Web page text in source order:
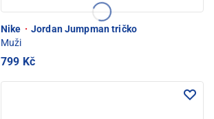
Nike · Jordan Jumpman tričko
Muži
799 Kč